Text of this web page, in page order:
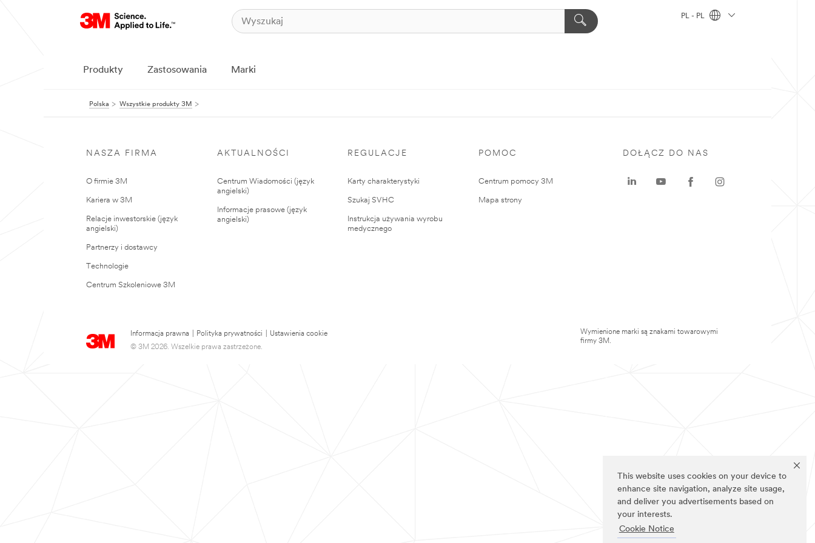
This website uses cookies on your device to
enhance site navigation, analyze site usage,
and deliver you advertisements based on
your interests.
Cookie Notice
PL - PL
Produkty Zastosowania Marki
Polska Wszystkie produkty 3M
NASZA FIRMA
O firmie 3M
Kariera w 3M
Relacje inwestorskie (język
angielski)
Partnerzy i dostawcy
Technologie
Centrum Szkoleniowe 3M
AKTUALNOŚCI
Centrum Wiadomości (język
angielski)
Informacje prasowe (język
angielski)
REGULACJE
Karty charakterystyki
Szukaj SVHC
Instrukcja używania wyrobu
medycznego
POMOC
Centrum pomocy 3M
Mapa strony
Informacja prawna Polityka prywatności
Ustawienia cookie
© 3M 2026. Wszelkie prawa zastrzeżone.
DOŁĄCZ DO NAS
Wymienione marki są znakami towarowymi
firmy 3M.